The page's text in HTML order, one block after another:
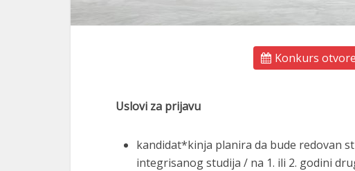
Konkurs
Uslovi za prijavu
kandidat*kinja planira da bude redovan
integrisanog studija / na 1. ili 2. godini